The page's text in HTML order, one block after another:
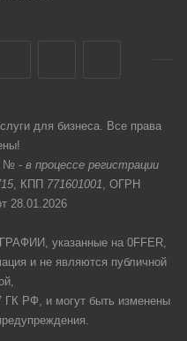
для бизнеса. Все права
№ - в процессе регистрации
, КПП 771601001, ОГРН
28.01.2026
указанные на 0FFER,
и не являются публичной
ГК РФ, и могут быть изменены